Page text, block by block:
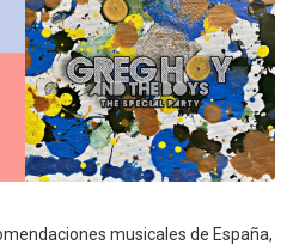
musicales de España,